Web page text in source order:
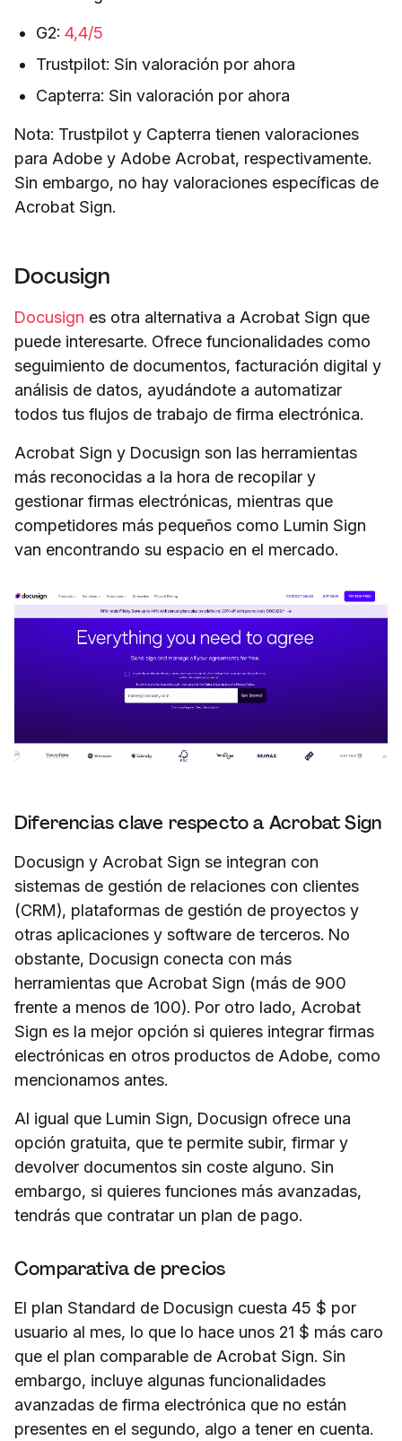
G2: 4,4/5
Trustpilot: Sin valoración por ahora
Capterra: Sin valoración por ahora
Nota: Trustpilot y Capterra tienen valoraciones
para Adobe y Adobe Acrobat, respectivamente.
Sin embargo, no hay valoraciones específicas de
Acrobat Sign.
Docusign
Docusign es otra alternativa a Acrobat Sign que
puede interesarte. Ofrece funcionalidades como
seguimiento de documentos, facturación digital y
análisis de datos, ayudándote a automatizar
todos tus flujos de trabajo de firma electrónica.
Acrobat Sign y Docusign son las herramientas
más reconocidas a la hora de recopilar y
gestionar firmas electrónicas, mientras que
competidores más pequeños como Lumin Sign
van encontrando su espacio en el mercado.
Diferencias clave respecto a Acrobat Sign
Docusign y Acrobat Sign se integran con
sistemas de gestión de relaciones con clientes
(CRM), plataformas de gestión de proyectos y
otras aplicaciones y software de terceros. No
obstante, Docusign conecta con más
herramientas que Acrobat Sign (más de 900
frente a menos de 100). Por otro lado, Acrobat
Sign es la mejor opción si quieres integrar firmas
electrónicas en otros productos de Adobe, como
mencionamos antes.
Al igual que Lumin Sign, Docusign ofrece una
opción gratuita, que te permite subir, firmar y
devolver documentos sin coste alguno. Sin
embargo, si quieres funciones más avanzadas,
tendrás que contratar un plan de pago.
Comparativa de precios
El plan Standard de Docusign cuesta 45 $ por
usuario al mes, lo que lo hace unos 21 $ más caro
que el plan comparable de Acrobat Sign. Sin
embargo, incluye algunas funcionalidades
avanzadas de firma electrónica que no están
presentes en el segundo, algo a tener en cuenta.